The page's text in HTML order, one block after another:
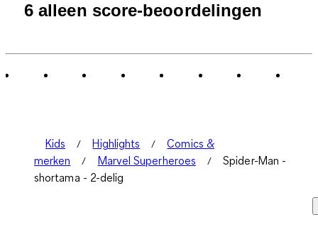
6 alleen score-beoordelingen
Kids Highlights
Comics &
merken
Marvel Superheroes
Spider-Man -
shortama - 2-delig